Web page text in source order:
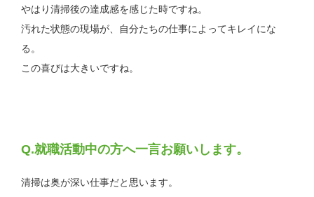
やはり清掃後の達成感を感じた時ですね。
汚れた状態の現場が、自分たちの仕事によってキレイにな
る。
この喜びは大きいですね。
就職活動中の方へ一言お願いします。
清掃は奥が深い仕事だと思います。